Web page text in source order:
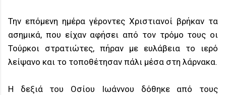
Την επόμενη ημέρα γέροντες Χριστιανοί βρήκαν τα
ασημικά, που είχαν αφήσει από τον τρόμο τους οι
Τούρκοι στρατιώτες, πήραν με ευλάβεια το ιερό
λείψανο και το τοποθέτησαν πάλι μέσα στη λάρνακα.
Η δεξιά του Οσίου Ιωάννου δόθηκε από τους